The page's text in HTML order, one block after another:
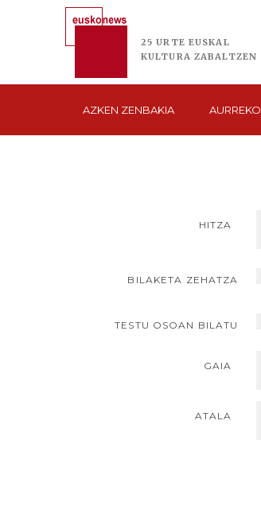
25 URTE EUSKAL
KULTURA ZABALTZEN
AZKEN ZENBAKIA AURREKO
HITZA
BILAKETA ZEHATZA
TESTU OSOAN BILATU
GAIA
ATALA